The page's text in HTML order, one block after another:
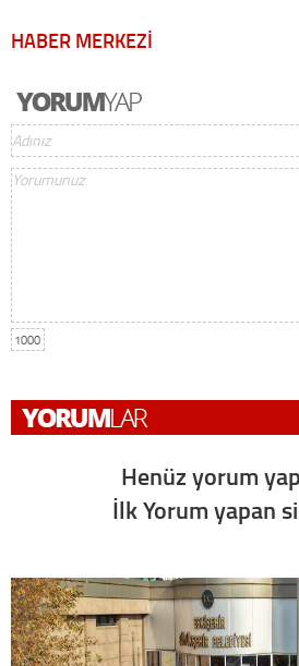
HABER MERKEZİ
1000
Henüz yorum
İlk Yorum yapan